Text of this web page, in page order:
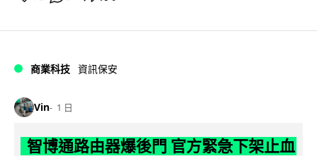
商業科技 資訊保安
Vin 1 日
智博通路由器爆後門 官方緊急下架止血